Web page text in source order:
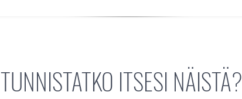
TUNNISTATKO ITSESI NÄISTÄ?